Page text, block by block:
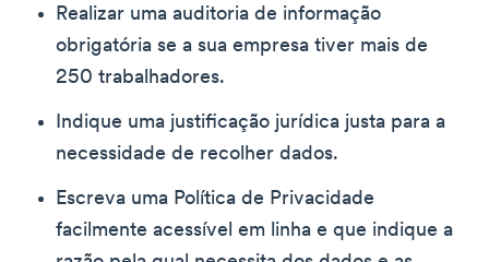
Realizar uma auditoria de informação
obrigatória se a sua empresa tiver mais de
250 trabalhadores.
Indique uma justificação jurídica justa para a
necessidade de recolher dados.
Escreva uma Política de Privacidade
facilmente acessível em linha e que indique a